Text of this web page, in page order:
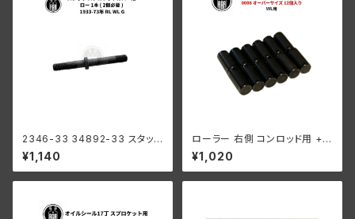
2346-33 34892-33 スタッド
スプロケットカバー用 ロー 1個 (
2個必要 ) ハーレーダビッドソン
1933-73年 RL WL G
¥1,140
ローラー 右側 コンロッド用 +0
006 オーバーサイズ 12個入り
ハーレーダビッドソン 1929-73
年 DL RL WL G エンジン
¥1,020